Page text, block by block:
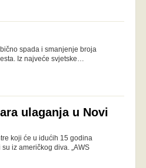
spada i smanjenje broja
Iz najveće svjetske…
ulaganja u Novi
koji će u idućih 15 godina
iz američkog diva. „AWS